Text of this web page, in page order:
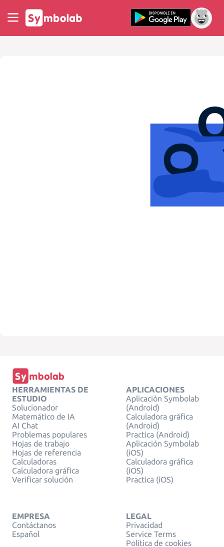
HERRAMIENTAS DE
ESTUDIO
Solucionador
Matemático de IA
AI Chat
Problemas populares
Hojas de trabajo
Hojas de referencia
Calculadoras
Calculadora gráfica
Verificar solución
APLICACIONES
Aplicación Symbolab
(Android)
Calculadora gráfica
(Android)
Practica (Android)
Aplicación Symbolab
(iOS)
Calculadora gráfica
(iOS)
Practica (iOS)
EMPRESA
Contáctanos
Español
LEGAL
Privacidad
Service Terms
Política de cookies